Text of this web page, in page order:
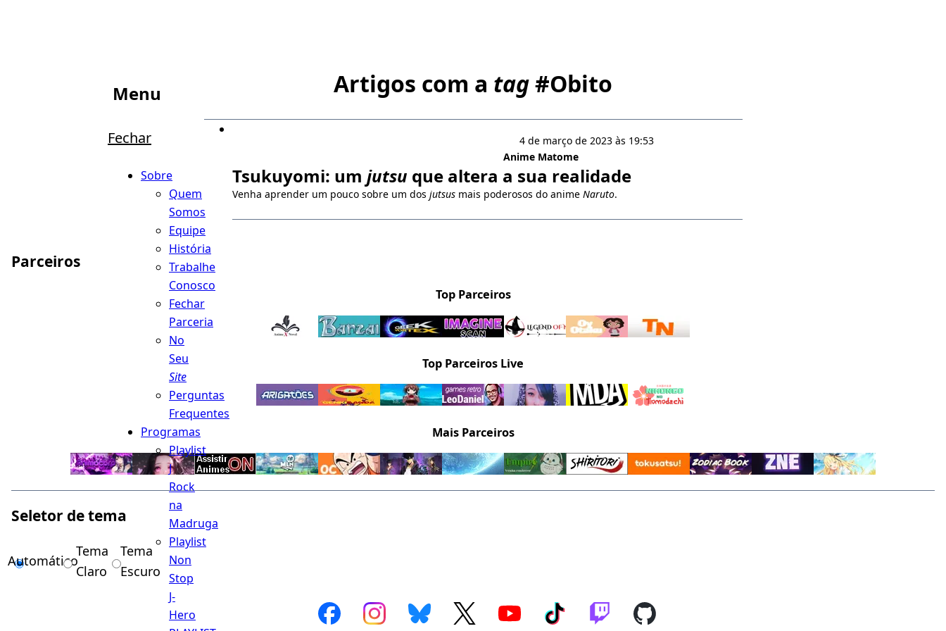
Menu
Fechar
Sobre
Quem
Somos
Equipe
História
Trabalhe
Conosco
Fechar
Parceria
No
Seu
Site
Perguntas
Frequentes
Programas
Playlist
J
Rock
na
Madruga
Playlist
Non
Stop
J-
Hero
Artigos com a tag#Obito
4 de março de 2023 às 19:53
Anime Matome
Tsukuyomi: um jutsu que altera a sua realidade
Venha aprender um pouco sobre um dos jutsusmais poderosos do anime Naruto.
Parceiros
Top Parceiros
Top Parceiros Live
Mais Parceiros
Seletor de tema
Automático
Tema
Claro
Tema
Escuro